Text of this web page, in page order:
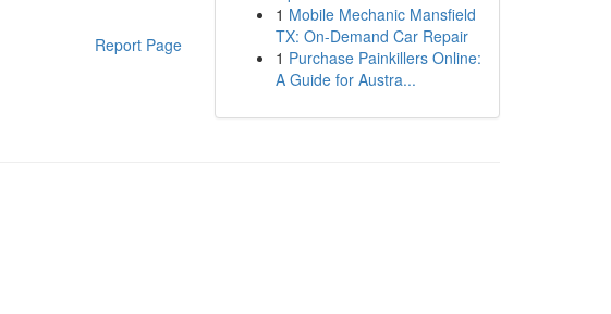
Report Page
1 Mobile Mechanic Mansfield
TX: On-Demand Car Repair
1 Purchase Painkillers Online:
A Guide for Austra...